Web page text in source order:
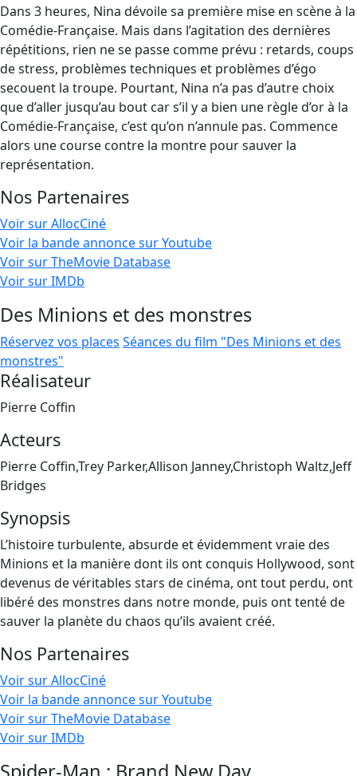
Dans 3 heures, Nina dévoile sa première mise en scène à la
Comédie-Française. Mais dans l’agitation des dernières
répétitions, rien ne se passe comme prévu : retards, coups
de stress, problèmes techniques et problèmes d’égo
secouent la troupe. Pourtant, Nina n’a pas d’autre choix
que d’aller jusqu’au bout car s’il y a bien une règle d’or à la
Comédie-Française, c’est qu’on n’annule pas. Commence
alors une course contre la montre pour sauver la
représentation.
Nos Partenaires
Voir sur AllocCiné
Voir la bande annonce sur Youtube
Voir sur TheMovie Database
Voir sur IMDb
Des Minions et des monstres
Réservez vos places Séances du film "Des Minions et des
monstres"
Réalisateur
Pierre Coffin
Acteurs
Pierre Coffin,Trey Parker,Allison Janney,Christoph Waltz,Jeff
Bridges
Synopsis
L’histoire turbulente, absurde et évidemment vraie des
Minions et la manière dont ils ont conquis Hollywood, sont
devenus de véritables stars de cinéma, ont tout perdu, ont
libéré des monstres dans notre monde, puis ont tenté de
sauver la planète du chaos qu’ils avaient créé.
Nos Partenaires
Voir sur AllocCiné
Voir la bande annonce sur Youtube
Voir sur TheMovie Database
Voir sur IMDb